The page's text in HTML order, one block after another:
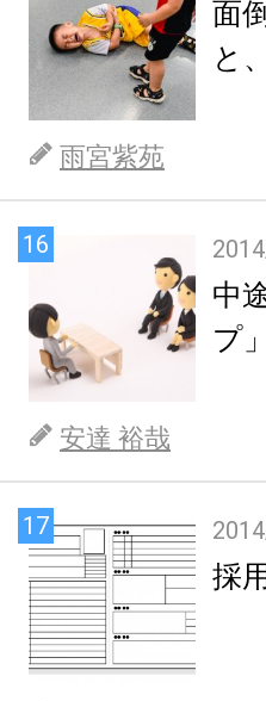
面
と
雨宮紫苑
16
中
プ
安達 裕哉
17
採